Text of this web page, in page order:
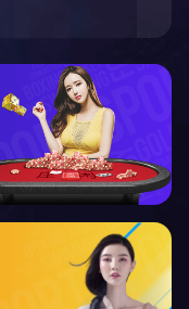
话：0537-2377012